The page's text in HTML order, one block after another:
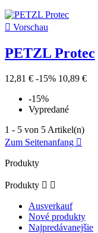
 Vorschau
PETZL Protec
12,81 € -15% 10,89 €
-15%
Vypredané
1 - 5 von 5 Artikel(n)
Zum Seitenanfang 
Produkty
Produkty  
Ausverkauf
Nové produkty
Najpredávanejšie